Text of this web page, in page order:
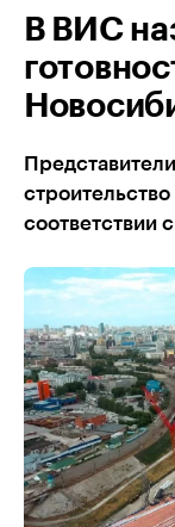
В ВИС
соответствии